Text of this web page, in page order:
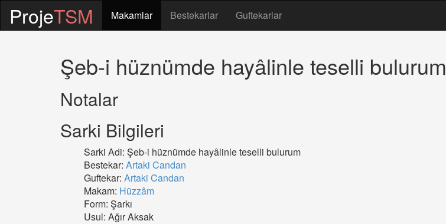
ProjeTSM Makamlar Bestekarlar Guftekarlar
Şeb-i hüznümde hayâlinle teselli bulurum
Notalar
Sarki Bilgileri
Sarki Adi: Şeb-i hüznümde hayâlinle teselli bulurum
Bestekar: Artaki Candan
Guftekar: Artaki Candan
Makam: Hüzzâm
Form: Şarkı
Usul: Ağır Aksak